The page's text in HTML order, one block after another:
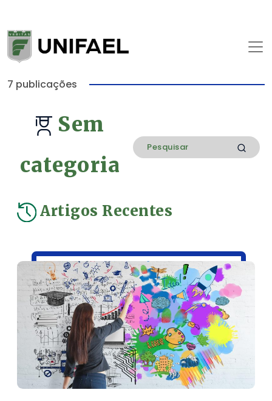
7 publicações
Sem
categoria
Artigos Recentes